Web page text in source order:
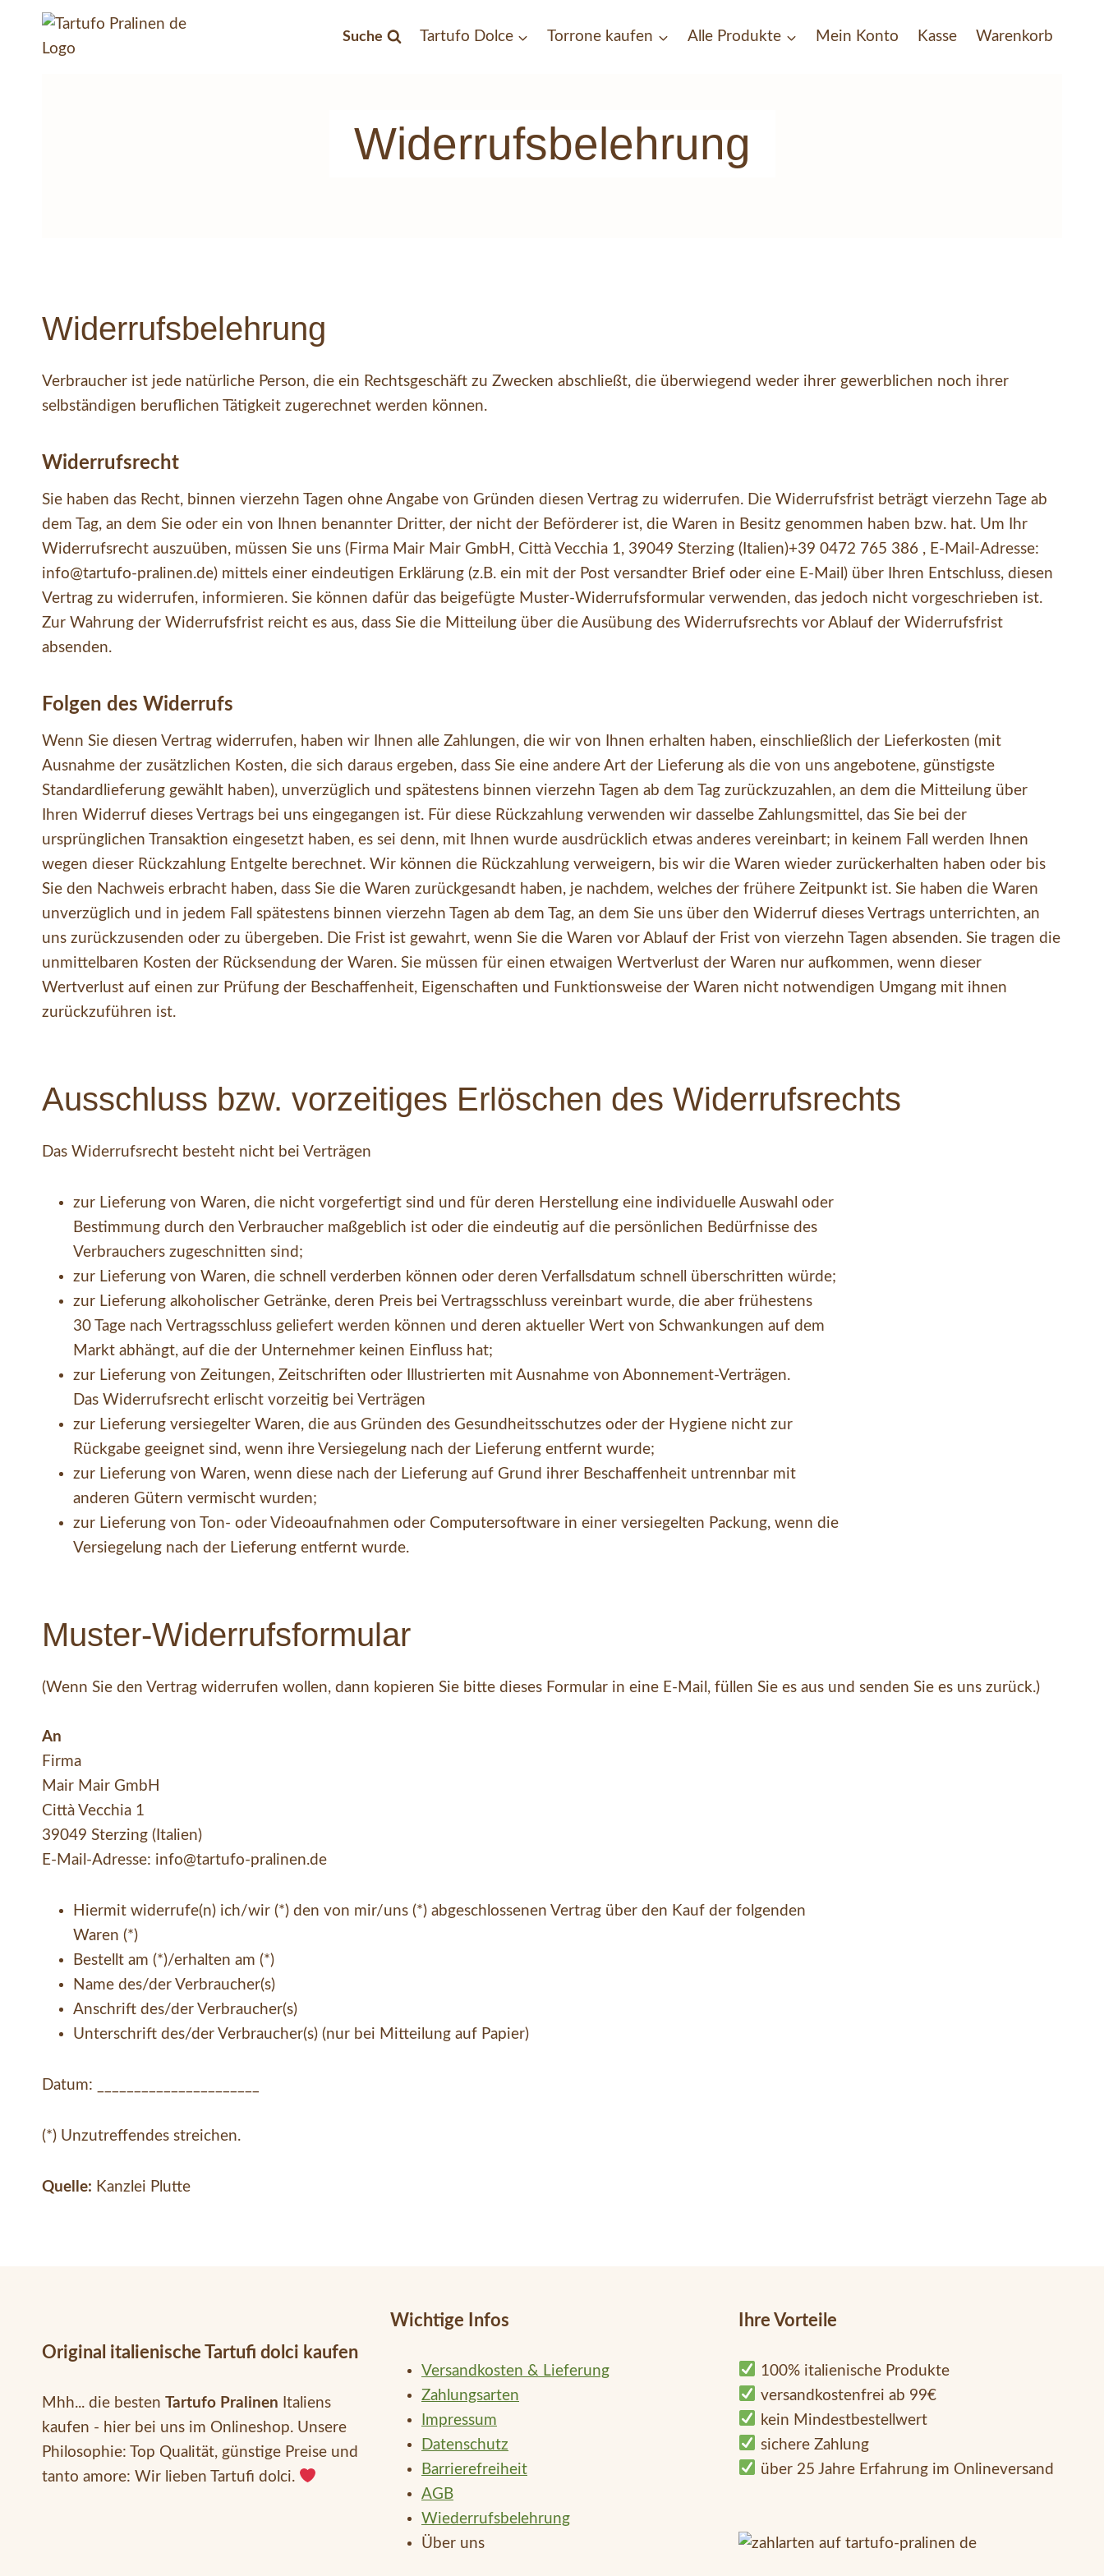
Suche Tartufo Dolce Torrone kaufen Alle Produkte Mein Konto Kasse Warenkorb
Widerrufsbelehrung
Widerrufsbelehrung
Verbraucher ist jede natürliche Person, die ein Rechtsgeschäft zu Zwecken abschließt, die überwiegend weder ihrer gewerblichen noch ihrer
selbständigen beruflichen Tätigkeit zugerechnet werden können.
Widerrufsrecht
Sie haben das Recht, binnen vierzehn Tagen ohne Angabe von Gründen diesen Vertrag zu widerrufen. Die Widerrufsfrist beträgt vierzehn Tage ab
dem Tag, an dem Sie oder ein von Ihnen benannter Dritter, der nicht der Beförderer ist, die Waren in Besitz genommen haben bzw. hat. Um Ihr
Widerrufsrecht auszuüben, müssen Sie uns (Firma Mair Mair GmbH, Città Vecchia 1, 39049 Sterzing (Italien)+39 0472 765 386 , E-Mail-Adresse:
info@tartufo-pralinen.de) mittels einer eindeutigen Erklärung (z.B. ein mit der Post versandter Brief oder eine E-Mail) über Ihren Entschluss, diesen
Vertrag zu widerrufen, informieren. Sie können dafür das beigefügte Muster-Widerrufsformular verwenden, das jedoch nicht vorgeschrieben ist.
Zur Wahrung der Widerrufsfrist reicht es aus, dass Sie die Mitteilung über die Ausübung des Widerrufsrechts vor Ablauf der Widerrufsfrist
absenden.
Folgen des Widerrufs
Wenn Sie diesen Vertrag widerrufen, haben wir Ihnen alle Zahlungen, die wir von Ihnen erhalten haben, einschließlich der Lieferkosten (mit
Ausnahme der zusätzlichen Kosten, die sich daraus ergeben, dass Sie eine andere Art der Lieferung als die von uns angebotene, günstigste
Standardlieferung gewählt haben), unverzüglich und spätestens binnen vierzehn Tagen ab dem Tag zurückzuzahlen, an dem die Mitteilung über
Ihren Widerruf dieses Vertrags bei uns eingegangen ist. Für diese Rückzahlung verwenden wir dasselbe Zahlungsmittel, das Sie bei der
ursprünglichen Transaktion eingesetzt haben, es sei denn, mit Ihnen wurde ausdrücklich etwas anderes vereinbart; in keinem Fall werden Ihnen
wegen dieser Rückzahlung Entgelte berechnet. Wir können die Rückzahlung verweigern, bis wir die Waren wieder zurückerhalten haben oder bis
Sie den Nachweis erbracht haben, dass Sie die Waren zurückgesandt haben, je nachdem, welches der frühere Zeitpunkt ist. Sie haben die Waren
unverzüglich und in jedem Fall spätestens binnen vierzehn Tagen ab dem Tag, an dem Sie uns über den Widerruf dieses Vertrags unterrichten, an
uns zurückzusenden oder zu übergeben. Die Frist ist gewahrt, wenn Sie die Waren vor Ablauf der Frist von vierzehn Tagen absenden. Sie tragen die
unmittelbaren Kosten der Rücksendung der Waren. Sie müssen für einen etwaigen Wertverlust der Waren nur aufkommen, wenn dieser
Wertverlust auf einen zur Prüfung der Beschaffenheit, Eigenschaften und Funktionsweise der Waren nicht notwendigen Umgang mit ihnen
zurückzuführen ist.
Ausschluss bzw. vorzeitiges Erlöschen des Widerrufsrechts
Das Widerrufsrecht besteht nicht bei Verträgen
zur Lieferung von Waren, die nicht vorgefertigt sind und für deren Herstellung eine individuelle Auswahl oder
Bestimmung durch den Verbraucher maßgeblich ist oder die eindeutig auf die persönlichen Bedürfnisse des
Verbrauchers zugeschnitten sind;
zur Lieferung von Waren, die schnell verderben können oder deren Verfallsdatum schnell überschritten würde;
zur Lieferung alkoholischer Getränke, deren Preis bei Vertragsschluss vereinbart wurde, die aber frühestens
30 Tage nach Vertragsschluss geliefert werden können und deren aktueller Wert von Schwankungen auf dem
Markt abhängt, auf die der Unternehmer keinen Einfluss hat;
zur Lieferung von Zeitungen, Zeitschriften oder Illustrierten mit Ausnahme von Abonnement-Verträgen.
Das Widerrufsrecht erlischt vorzeitig bei Verträgen
zur Lieferung versiegelter Waren, die aus Gründen des Gesundheitsschutzes oder der Hygiene nicht zur
Rückgabe geeignet sind, wenn ihre Versiegelung nach der Lieferung entfernt wurde;
zur Lieferung von Waren, wenn diese nach der Lieferung auf Grund ihrer Beschaffenheit untrennbar mit
anderen Gütern vermischt wurden;
zur Lieferung von Ton- oder Videoaufnahmen oder Computersoftware in einer versiegelten Packung, wenn die
Versiegelung nach der Lieferung entfernt wurde.
Muster-Widerrufsformular
(Wenn Sie den Vertrag widerrufen wollen, dann kopieren Sie bitte dieses Formular in eine E-Mail, füllen Sie es aus und senden Sie es uns zurück.)
An
Firma
Mair Mair GmbH
Città Vecchia 1
39049 Sterzing (Italien)
E-Mail-Adresse: info@tartufo-pralinen.de
Hiermit widerrufe(n) ich/wir (*) den von mir/uns (*) abgeschlossenen Vertrag über den Kauf der folgenden
Waren (*)
Bestellt am (*)/erhalten am (*)
Name des/der Verbraucher(s)
Anschrift des/der Verbraucher(s)
Unterschrift des/der Verbraucher(s) (nur bei Mitteilung auf Papier)
Datum: ______________________
(*) Unzutreffendes streichen.
Quelle: Kanzlei Plutte
Original italienische Tartufi dolci kaufen
Mhh... die besten Tartufo Pralinen Italiens
kaufen - hier bei uns im Onlineshop. Unsere
Philosophie: Top Qualität, günstige Preise und
tanto amore: Wir lieben Tartufi dolci.
Wichtige Infos
Versandkosten & Lieferung
Zahlungsarten
Impressum
Datenschutz
Barrierefreiheit
AGB
Wiederrufsbelehrung
Über uns
Ihre Vorteile
100% italienische Produkte
versandkostenfrei ab 99€
kein Mindestbestellwert
sichere Zahlung
über 25 Jahre Erfahrung im Onlineversand